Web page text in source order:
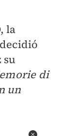
, la
di
un